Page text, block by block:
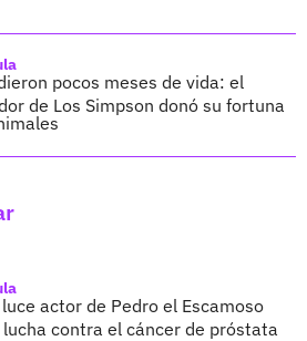
pocos meses de vida: el
de Los Simpson donó su fortuna
actor de Pedro el Escamoso
contra el cáncer de próstata